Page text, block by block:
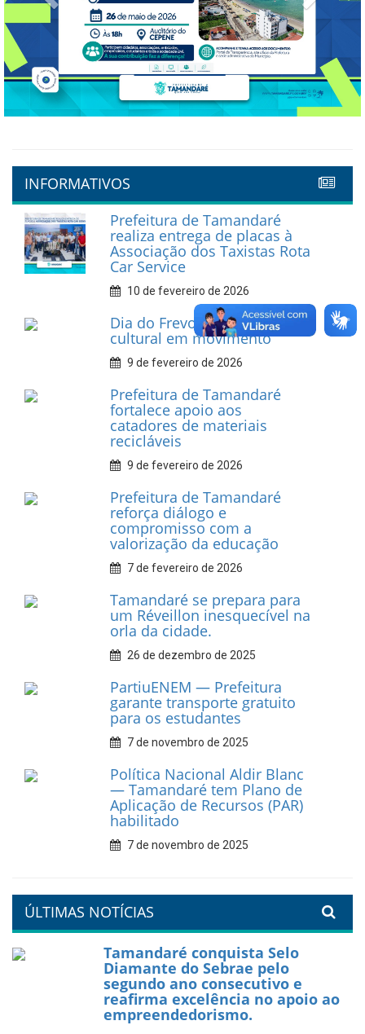
INFORMATIVOS
Prefeitura de Tamandaré
realiza entrega de placas à
Associação dos Taxistas Rota
Car Service
10 de fevereiro de 2026
Dia do Frevo: patrimônio
cultural em movimento
9 de fevereiro de 2026
Prefeitura de Tamandaré
fortalece apoio aos
catadores de materiais
recicláveis
9 de fevereiro de 2026
Prefeitura de Tamandaré
reforça diálogo e
compromisso com a
valorização da educação
7 de fevereiro de 2026
Tamandaré se prepara para
um Réveillon inesquecível na
orla da cidade.
26 de dezembro de 2025
PartiuENEM — Prefeitura
garante transporte gratuito
para os estudantes
7 de novembro de 2025
Política Nacional Aldir Blanc
— Tamandaré tem Plano de
Aplicação de Recursos (PAR)
habilitado
7 de novembro de 2025
ÚLTIMAS NOTÍCIAS
Tamandaré conquista Selo
Diamante do Sebrae pelo
segundo ano consecutivo e
reafirma excelência no apoio ao
empreendedorismo.